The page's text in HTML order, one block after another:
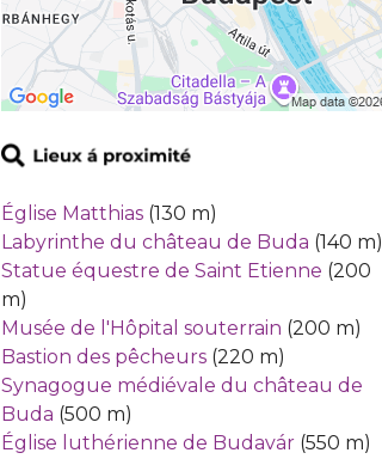
Église Matthias (130 m)
Labyrinthe du château de Buda (140 m)
Statue équestre de Saint Etienne (200
m)
Musée de l'Hôpital souterrain (200 m)
Bastion des pêcheurs (220 m)
Synagogue médiévale du château de
Buda (500 m)
Église luthérienne de Budavár (550 m)